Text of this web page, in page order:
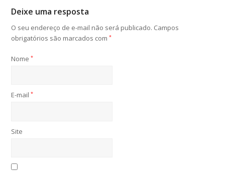
Deixe uma resposta
O seu endereço de e-mail não será publicado. Campos
obrigatórios são marcados com*
Nome*
E-mail*
Site